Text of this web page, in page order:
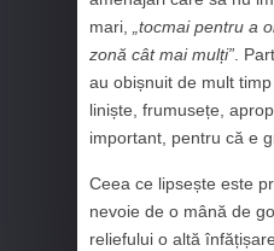
mari, „tocmai pentru a
zonă cât mai mulți”.
au obișnuit de mult
liniște, frumusețe,
important, pentru că e
Ceea ce lipsește este
nevoie de o mână de
reliefului o altă